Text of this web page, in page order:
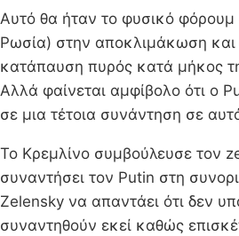
Αυτό θα ήταν το φυσικό φόρουμ
Ρωσία) στην αποκλιμάκωση και
κατάπαυση πυρός κατά μήκος
Αλλά φαίνεται αμφίβολο ότι ο
σε μια τέτοια συνάντηση σε
Το Κρεμλίνο συμβούλευσε τον
συναντήσει τον Putin στη
Zelensky να απαντάει ότι δεν
συναντηθούν εκεί καθώς